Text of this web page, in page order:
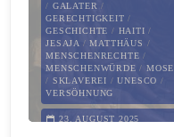
Gesellschaft
–
Kirche
und
/ GALATER /
GERECHTIGKEIT /
GESCHICHTE / HAITI /
JESAJA/MATTHÄUS /
MENSCHENRECHTE /
MENSCHENWÜRDE / MOSE
/ SKLAVEREI /UNESCO /
VERSÖHNUNG
23. AUGUST 2025